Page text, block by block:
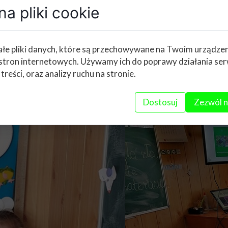
swoje stroje podczas
sobie jak ważne jest
pliki cookie
pliki danych, które są przechowywane na Twoim
internetowych. Używamy ich do poprawy działania
oraz analizy ruchu na stronie.
Dostosuj Zezwól